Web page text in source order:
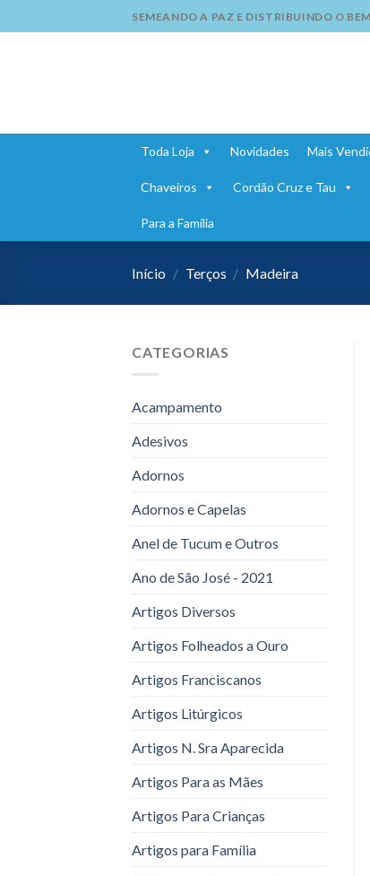
to
SEMEANDO A PAZ E DISTRIBUINDO O
Toda Loja Novidades Mais
Chaveiros Cordão Cruz e Tau
Para a Família
Início / Terços / Madeira
CATEGORIAS
Acampamento
Adesivos
Adornos
Adornos e Capelas
Anel de Tucum e Outros
Ano de São José - 2021
Artigos Diversos
Artigos Folheados a Ouro
Artigos Franciscanos
Artigos Litúrgicos
Artigos N. Sra Aparecida
Artigos Para as Mães
Artigos Para Crianças
Artigos para Família